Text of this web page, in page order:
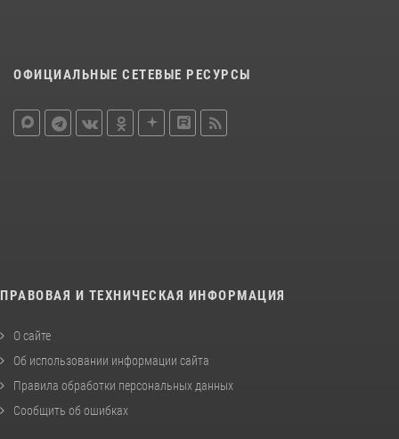
ОФИЦИАЛЬНЫЕ СЕТЕВЫЕ РЕСУРСЫ
ПРАВОВАЯ И ТЕХНИЧЕСКАЯ ИНФОРМАЦИЯ
О сайте
Об использовании информации сайта
Правила обработки персональных данных
Сообщить об ошибках